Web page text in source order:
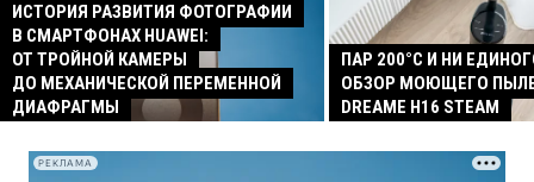
ИСТОРИЯ РАЗВИТИЯ ФОТОГРАФИИ
В СМАРТФОНАХ HUAWEI:
ОТ ТРОЙНОЙ КАМЕРЫ
ДО МЕХАНИЧЕСКОЙ ПЕРЕМЕННОЙ
ДИАФРАГМЫ
ПАР 200°C И НИ
ОБЗОР МОЮЩЕГО
DREAME H16 STEAM
РЕКЛАМА